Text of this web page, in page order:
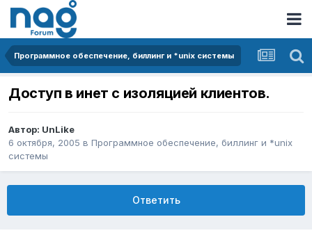
Программное обеспечение, биллинг и *unix системы
Доступ в инет с изоляцией клиентов.
Автор: UnLike
6 октября, 2005 в Программное обеспечение, биллинг и *unix
системы
Ответить